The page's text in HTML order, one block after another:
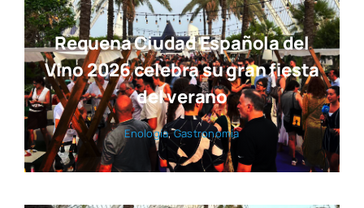
Requena Ciudad Española del
Vino 2026 celebra su gran fiesta
del verano
Eno­lo­gía,Gas­tro­no­mía